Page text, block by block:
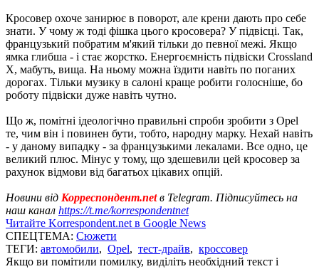
Кросовер охоче занирює в поворот, але крени дають про себе
знати. У чому ж тоді фішка цього кросовера? У підвісці. Так,
французький побратим м'який тільки до певної межі. Якщо
ямка глибша - і стає жорстко. Енергоємність підвіски Crossland
X, мабуть, вища. На ньому можна їздити навіть по поганих
дорогах. Тільки музику в салоні краще робити голосніше, бо
роботу підвіски дуже навіть чутно.
Що ж, помітні ідеологічно правильні спроби зробити з Opel
те, чим він і повинен бути, тобто, народну марку. Нехай навіть
- у даному випадку - за французькими лекалами. Все одно, це
великий плюс. Мінус у тому, що здешевили цей кросовер за
рахунок відмови від багатьох цікавих опцій.
Новини від Корреспондент.netв Telegram. Підписуйтесь на
наш канал https://t.me/korrespondentnet
Читайте Korrespondent.net в Google News
СПЕЦТЕМА: Сюжети
ТЕГИ: автомобили, Opel, тест-драйв, кроссовер
Якщо ви помітили помилку, виділіть необхідний текст і